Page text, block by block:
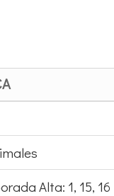
Alta: 1, 15, 16